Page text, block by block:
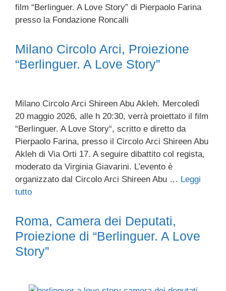
film “Berlinguer. A Love Story” di Pierpaolo Farina
presso la Fondazione Roncalli
Milano Circolo Arci, Proiezione
“Berlinguer. A Love Story”
Milano Circolo Arci Shireen Abu Akleh. Mercoledì
20 maggio 2026, alle h 20:30, verrà proiettato il film
“Berlinguer. A Love Story“, scritto e diretto da
Pierpaolo Farina, presso il Circolo Arci Shireen Abu
Akleh di Via Orti 17. A seguire dibattito col regista,
moderato da Virginia Giavarini. L’evento è
organizzato dal Circolo Arci Shireen Abu … Leggi
tutto
Roma, Camera dei Deputati,
Proiezione di “Berlinguer. A Love
Story”